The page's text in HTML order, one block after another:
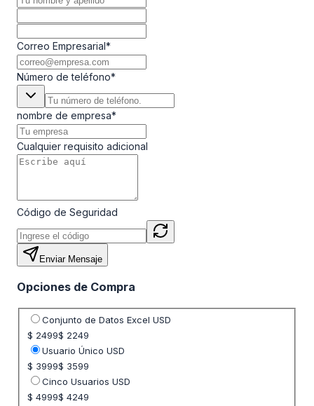
Correo Empresarial*
Número de teléfono*
nombre de empresa*
Cualquier requisito adicional
Código de Seguridad
Enviar Mensaje
Opciones de Compra
Seleccione opción de precio
Conjunto de Datos Excel USD
$ 2499$ 2249
Usuario Único USD
$ 3999$ 3599
Cinco Usuarios USD
$ 4999$ 4249